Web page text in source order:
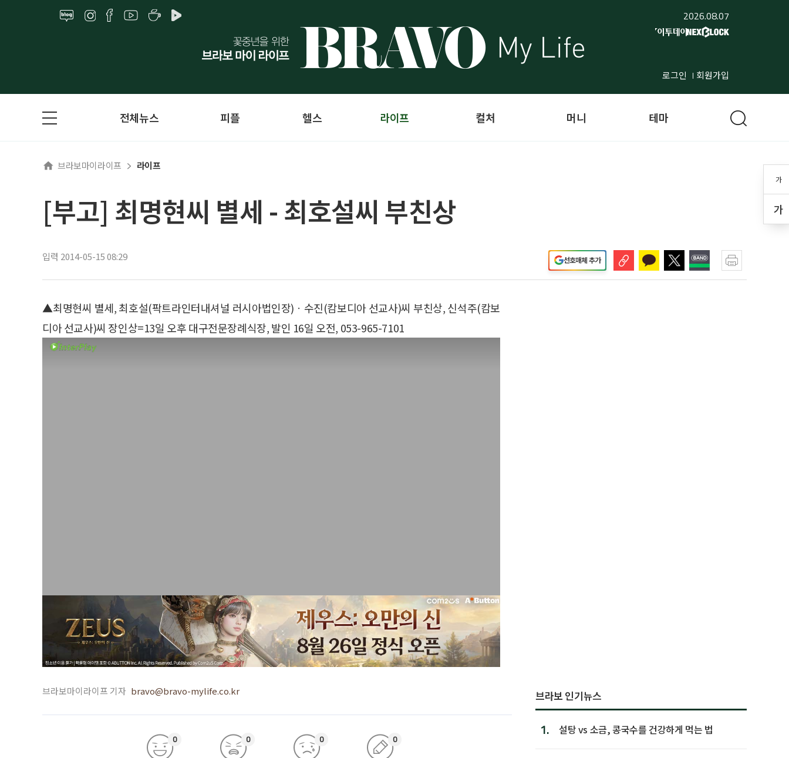
2026.08.07
로그인 회원가입
가
가
전체뉴스 피플 헬스 라이프 컬처 머니 테마
브라보마이라이프 라이프
[부고] 최명현씨 별세 - 최호설씨 부친상
입력 2014-05-15 08:29 선호매체 추가
▲최명현씨 별세, 최호설(팍트라인터내셔널 러시아법인장)ㆍ수진(캄보디아 선교사)씨 부친상, 신석주(캄보
디아 선교사)씨 장인상=13일 오후 대구전문장례식장, 발인 16일 오전, 053-965-7101
브라보마이라이프 기자 bravo@bravo-mylife.co.kr
0 0 0 0
브라보 인기뉴스
1. 설탕 vs 소금, 콩국수를 건강하게 먹는 법